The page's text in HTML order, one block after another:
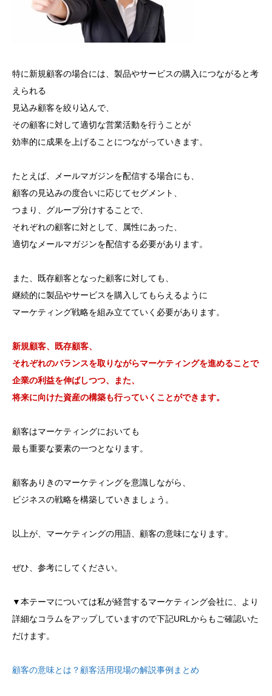
特に新規顧客の場合には、製品やサービスの購入につながると考
えられる
見込み顧客を絞り込んで、
その顧客に対して適切な営業活動を行うことが
効率的に成果を上げることにつながっていきます。
たとえば、メールマガジンを配信する場合にも、
顧客の見込みの度合いに応じてセグメント、
つまり、グループ分けすることで、
それぞれの顧客に対として、属性にあった、
適切なメールマガジンを配信する必要があります。
また、既存顧客となった顧客に対しても、
継続的に製品やサービスを購入してもらえるように
マーケティング戦略を組み立てていく必要があります。
新規顧客、既存顧客、
それぞれのバランスを取りながらマーケティングを進めることで
企業の利益を伸ばしつつ、また、
将来に向けた資産の構築も行っていくことができます。
顧客はマーケティングにおいても
最も重要な要素の一つとなります。
顧客ありきのマーケティングを意識しながら、
ビジネスの戦略を構築していきましょう。
以上が、マーケティングの用語、顧客の意味になります。
ぜひ、参考にしてください。
▼本テーマについては私が経営するマーケティング会社に、より
詳細なコラムをアップしていますので下記URLからもご確認いた
だけます。
顧客の意味とは？顧客活用現場の解説事例まとめ